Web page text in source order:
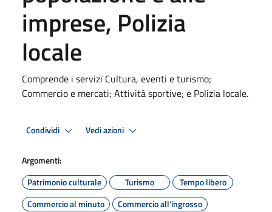
imprese, Polizia
locale
Comprende i servizi Cultura, eventi e turismo;
Commercio e mercati; Attività sportive; e Polizia locale.
Condividi Vedi azioni
Argomenti:
Patrimonio culturale
Turismo
Tempo libero
Commercio al minuto
Commercio all'ingrosso